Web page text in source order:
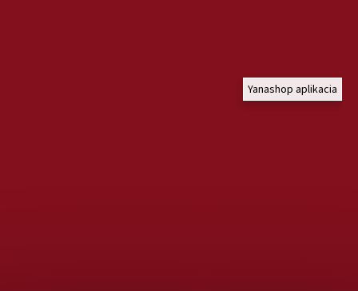
Yanashop aplikacia